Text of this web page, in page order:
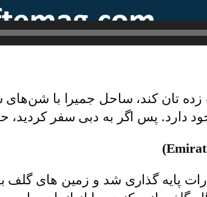
تان کند، ساحل جمیرا با شن‌های
دارد. پس اگر به دبی سفر کردید،
گلف امارات پایه گذاری شد و زمین